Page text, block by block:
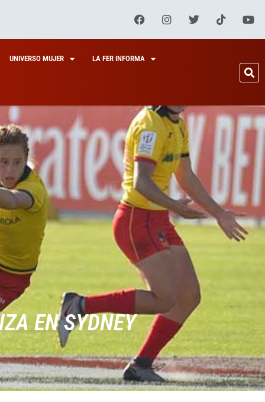
UNIVERSO MUJER LA FER INFORMA
EN SYDNEY